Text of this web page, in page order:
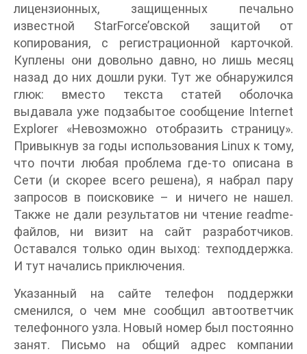
лицензионных, защищенных печально
известной StarForce’овской защитой от
копирования, с регистрационной карточкой.
Куплены они довольно давно, но лишь месяц
назад до них дошли руки. Тут же обнаружился
глюк: вместо текста статей оболочка
выдавала уже подзабытое сообщение Internet
Explorer «Невозможно отобразить страницу».
Привыкнув за годы использования Linux к тому,
что почти любая проблема где-то описана в
Сети (и скорее всего решена), я набрал пару
запросов в поисковике – и ничего не нашел.
Также не дали результатов ни чтение readme-
файлов, ни визит на сайт разработчиков.
Оставался только один выход: техподдержка.
И тут начались приключения.
Указанный на сайте телефон поддержки
сменился, о чем мне сообщил автоответчик
телефонного узла. Новый номер был постоянно
занят. Письмо на общий адрес компании